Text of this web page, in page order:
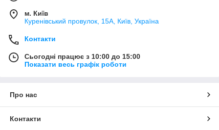
м. Київ
Куренівський провулок, 15А, Київ, Україна
Контакти
Сьогодні працює з 10:00 до 15:00
Показати весь графік роботи
Про нас
Контакти